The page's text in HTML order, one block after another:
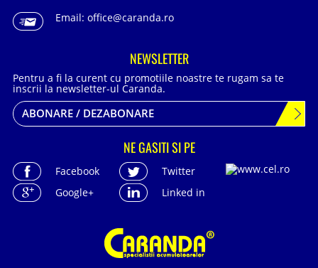
Email: office@caranda.ro
NEWSLETTER
Pentru a fi la curent cu promotiile noastre te rugam sa te
inscrii la newsletter-ul Caranda.
ABONARE / DEZABONARE
NE GASITI SI PE
Facebook
Twitter
Google+
Linked in